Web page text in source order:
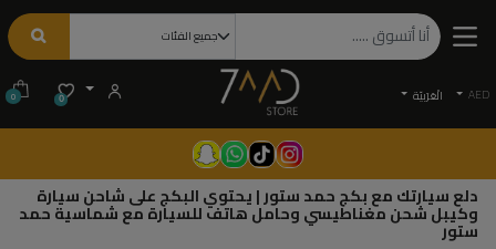
AED الْعَرَبيّة 0
0
دلع سيارتك مع بكج حمد ستور | يحتوي البكج على شاحن سيارة
وكيبل شحن مغناطيسي وحامل هاتف للسيارة مع شماسية حمد
ستور